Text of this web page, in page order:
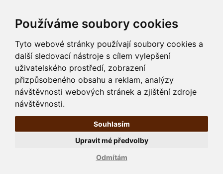
Používáme soubory cookies
Tyto webové stránky používají soubory cookies a
další sledovací nástroje s cílem vylepšení
uživatelského prostředí, zobrazení
přizpůsobeného obsahu a reklam, analýzy
návštěvnosti webových stránek a zjištění zdroje
návštěvnosti.
Souhlasím
Odmítám
Upravit mé předvolby